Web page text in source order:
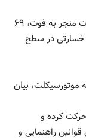
از ابتدای سال ۱۴۰۴ تاکنون، ۴۷ درصد از تصادفات منجر به فوت، ۶۹
از تصادفات خسارتی در سطح
موتورسیکلت، بیان
کرده و
راهنمایی و